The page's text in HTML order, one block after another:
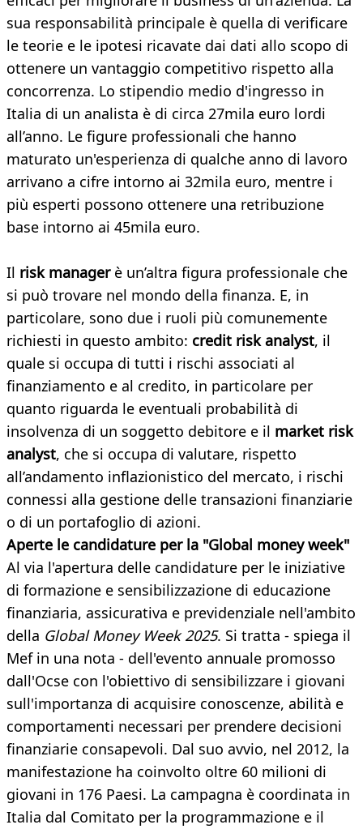
sua responsabilità principale è quella di verificare
le teorie e le ipotesi ricavate dai dati allo scopo di
ottenere un vantaggio competitivo rispetto alla
concorrenza. Lo stipendio medio d'ingresso in
Italia di un analista è di circa 27mila euro lordi
all’anno. Le figure professionali che hanno
maturato un'esperienza di qualche anno di lavoro
arrivano a cifre intorno ai 32mila euro, mentre i
più esperti possono ottenere una retribuzione
base intorno ai 45mila euro.
Il risk manager è un’altra figura professionale che
si può trovare nel mondo della finanza. E, in
particolare, sono due i ruoli più comunemente
richiesti in questo ambito: credit risk analyst, il
quale si occupa di tutti i rischi associati al
finanziamento e al credito, in particolare per
quanto riguarda le eventuali probabilità di
insolvenza di un soggetto debitore e il market risk
analyst, che si occupa di valutare, rispetto
all’andamento inflazionistico del mercato, i rischi
connessi alla gestione delle transazioni finanziarie
o di un portafoglio di azioni.
Aperte le candidature per la "Global money week"
Al via l'apertura delle candidature per le iniziative
di formazione e sensibilizzazione di educazione
finanziaria, assicurativa e previdenziale nell'ambito
della Global Money Week 2025. Si tratta - spiega il
Mef in una nota - dell'evento annuale promosso
dall'Ocse con l'obiettivo di sensibilizzare i giovani
sull'importanza di acquisire conoscenze, abilità e
comportamenti necessari per prendere decisioni
finanziarie consapevoli. Dal suo avvio, nel 2012, la
manifestazione ha coinvolto oltre 60 milioni di
giovani in 176 Paesi. La campagna è coordinata in
Italia dal Comitato per la programmazione e il